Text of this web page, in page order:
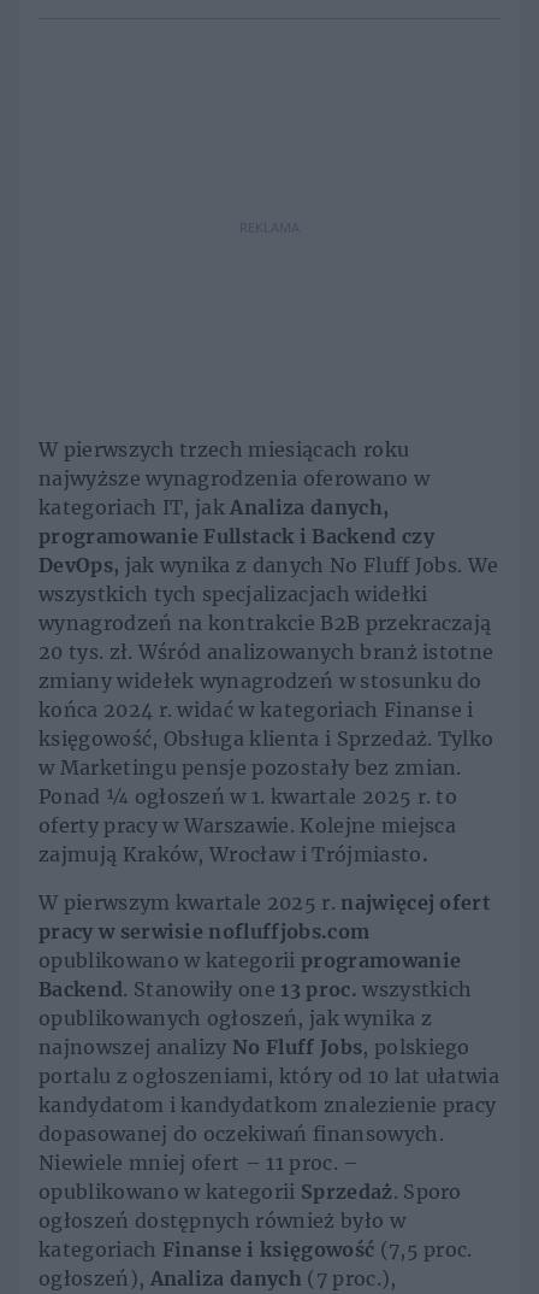
REKLAMA
W pierwszych trzech miesiącach roku
najwyższe wynagrodzenia oferowano w
kategoriach IT, jakAnaliza danych,
programowanie Fullstack i Backend czy
DevOps, jak wynika z danych No Fluff Jobs. We
wszystkich tych specjalizacjach widełki
wynagrodzeń na kontrakcie B2B przekraczają
20 tys. zł. Wśród analizowanych branż istotne
zmiany widełek wynagrodzeń w stosunku do
końca 2024 r. widać w kategoriach Finanse i
księgowość, Obsługa klienta i Sprzedaż. Tylko
w Marketingu pensje pozostały bez zmian.
Ponad ¼ ogłoszeń w 1. kwartale 2025 r. to
oferty pracy w Warszawie. Kolejne miejsca
zajmują Kraków, Wrocław i Trójmiasto.
W pierwszym kwartale 2025 r. najwięcej ofert
pracy w serwisie nofluffjobs.com
opublikowano w kategorii programowanie
Backend. Stanowiły one 13 proc. wszystkich
opublikowanych ogłoszeń, jak wynika z
najnowszej analizy No Fluff Jobs, polskiego
portalu z ogłoszeniami, który od 10 lat ułatwia
kandydatom i kandydatkom znalezienie pracy
dopasowanej do oczekiwań finansowych.
Niewiele mniej ofert – 11 proc. –
opublikowano w kategorii Sprzedaż. Sporo
ogłoszeń dostępnych również było w
kategoriach Finanse i księgowość (7,5 proc.
ogłoszeń), Analiza danych (7 proc.),